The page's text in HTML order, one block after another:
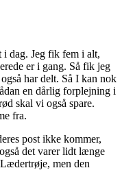
dag. Jeg fik fem i alt,
er i gang. Så fik jeg
har delt. Så I kan nok
en dårlig forplejning i
skal vi også spare.
fra.
post ikke kommer,
det varer lidt længe
men den